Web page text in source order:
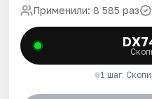
Применили: 8 585 раз
1 шаг.